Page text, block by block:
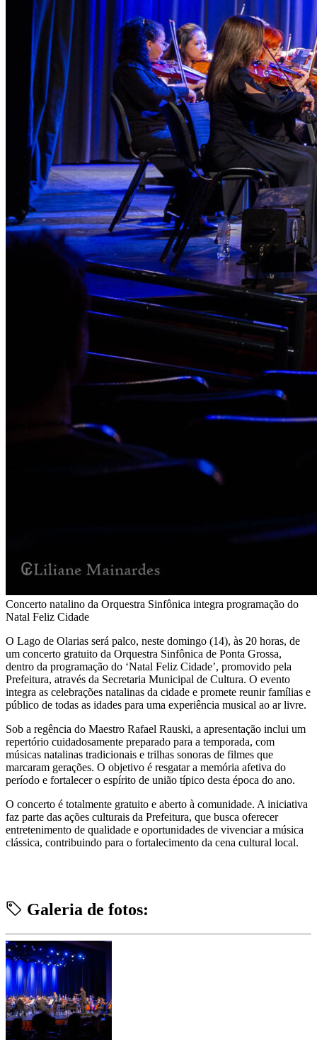
Concerto natalino da Orquestra Sinfônica integra programação do
Natal Feliz Cidade
O Lago de Olarias será palco, neste domingo (14), às 20 horas, de
um concerto gratuito da Orquestra Sinfônica de Ponta Grossa,
dentro da programação do ‘Natal Feliz Cidade’, promovido pela
Prefeitura, através da Secretaria Municipal de Cultura. O evento
integra as celebrações natalinas da cidade e promete reunir famílias e
público de todas as idades para uma experiência musical ao ar livre.
Sob a regência do Maestro Rafael Rauski, a apresentação inclui um
repertório cuidadosamente preparado para a temporada, com
músicas natalinas tradicionais e trilhas sonoras de filmes que
marcaram gerações. O objetivo é resgatar a memória afetiva do
período e fortalecer o espírito de união típico desta época do ano.
O concerto é totalmente gratuito e aberto à comunidade. A iniciativa
faz parte das ações culturais da Prefeitura, que busca oferecer
entretenimento de qualidade e oportunidades de vivenciar a música
clássica, contribuindo para o fortalecimento da cena cultural local.
Galeria de fotos: